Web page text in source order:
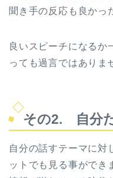
聞き手の反応も良かっ
良いスピーチになるか
っても過言ではありま
その2. 自分
自分の話すテーマに対
ットでも見る事ができ